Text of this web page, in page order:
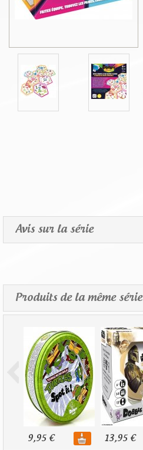
Avis sur la série
Produits de la même série
9,95 € 13,95 €